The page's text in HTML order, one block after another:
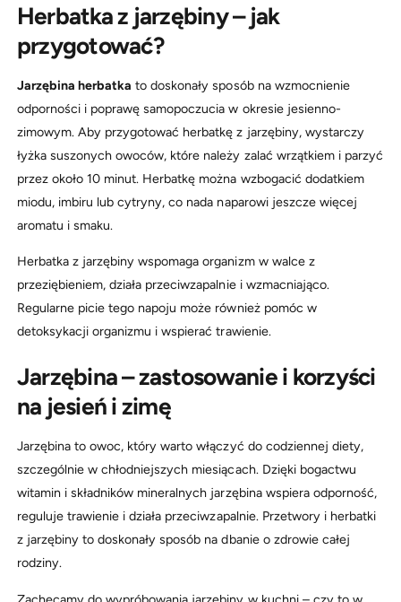
Herbatka z jarzębiny – jak
przygotować?
Jarzębina herbatka to doskonały sposób na wzmocnienie
odporności i poprawę samopoczucia w okresie jesienno-
zimowym. Aby przygotować herbatkę z jarzębiny, wystarczy
łyżka suszonych owoców, które należy zalać wrzątkiem i parzyć
przez około 10 minut. Herbatkę można wzbogacić dodatkiem
miodu, imbiru lub cytryny, co nada naparowi jeszcze więcej
aromatu i smaku.
Herbatka z jarzębiny wspomaga organizm w walce z
przeziębieniem, działa przeciwzapalnie i wzmacniająco.
Regularne picie tego napoju może również pomóc w
detoksykacji organizmu i wspierać trawienie.
Jarzębina – zastosowanie i korzyści
na jesień i zimę
Jarzębina to owoc, który warto włączyć do codziennej diety,
szczególnie w chłodniejszych miesiącach. Dzięki bogactwu
witamin i składników mineralnych jarzębina wspiera odporność,
reguluje trawienie i działa przeciwzapalnie. Przetwory i herbatki
z jarzębiny to doskonały sposób na dbanie o zdrowie całej
rodziny.